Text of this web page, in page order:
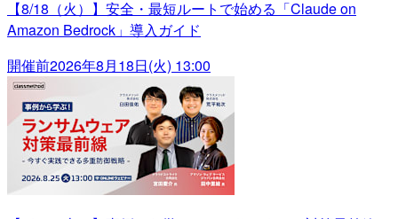
【8/18（火）】安全・最短ルートで始める「Claude on
Amazon Bedrock」導入ガイド
開催前2026年8月18日(火) 13:00